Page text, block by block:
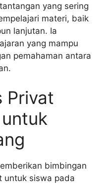
yang sering
materi, baik
lanjutan. Ia
yang mampu
pemahaman antara
Privat
bimbingan
untuk siswa pada